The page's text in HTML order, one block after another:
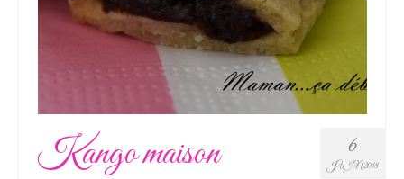
6
JUIN 2018
Kango maison